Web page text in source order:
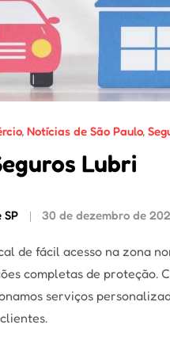
, Notícias de São Paulo,
Lubri
30 de dezembro de
de fácil acesso na zona
completas de proteção.
serviços